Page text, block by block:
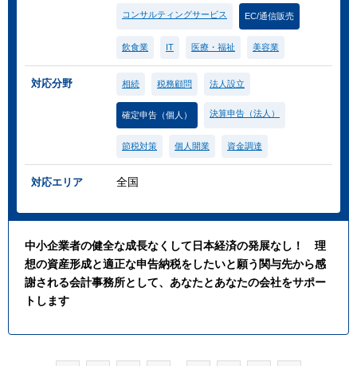
コンサルティングサービス EC/通信販売
飲食業 IT 医療・福祉 美容業
対応分野 相続 税務顧問 法人設立
確定申告（個人） 決算申告（法人）
節税対策 個人開業 資金調達
対応エリア 全国
中小企業者の健全な成長なくして日本経済の発展なし！ 理
想の資産形成と適正な申告納税をしたいと願う関与先から感
謝される会計事務所として、あなたとあなたの会社をサポー
トします